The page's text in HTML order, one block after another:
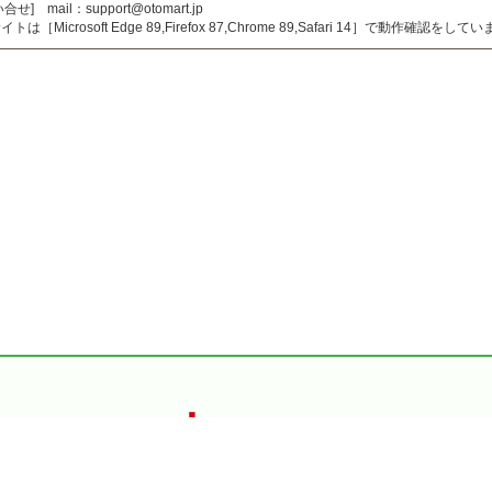
合せ] mail：support@otomart.jp
イトは［Microsoft Edge 89,Firefox 87,Chrome 89,Safari 14］で動作確認をしてい